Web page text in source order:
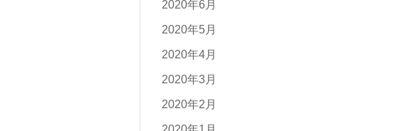
2020年6月
2020年5月
2020年4月
2020年3月
2020年2月